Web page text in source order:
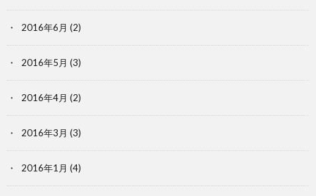
2016年6月 (2)
2016年5月 (3)
2016年4月 (2)
2016年3月 (3)
2016年1月 (4)